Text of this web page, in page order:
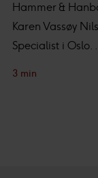
Hammer &
Karen Vassøy
Specialist i Oslo.
3 min